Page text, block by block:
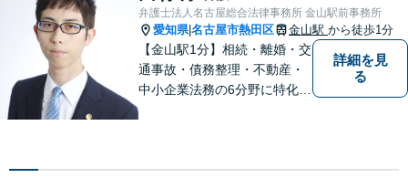
ルはお任せ！相続／感情面の
納得感を重視します。
弁護士法人名古屋総合法律事務所 金山駅前事務所
愛知県|名古屋市熱田区 金山駅 から徒歩1分
【金山駅1分】相続・離婚・交
通事故・債務整理・不動産・
中小企業法務の6分野に特化！
ーションを重視し、情報連携
詳細を見
る